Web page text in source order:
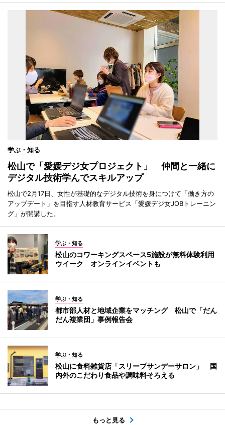
学ぶ・知る
松山で「愛媛デジ女プロジェクト」 仲間と一緒に
デジタル技術学んでスキルアップ
松山で2月17日、女性が基礎的なデジタル技術を身につけて「働き方の
アップデート」を目指す人材教育サービス「愛媛デジ女JOBトレーニン
グ」が開講した。
学ぶ・知る
松山のコワーキングスペース5施設が無料体験利用
ウイーク オンラインイベントも
学ぶ・知る
都市部人材と地域企業をマッチング 松山で「だん
だん複業団」事例報告会
学ぶ・知る
松山に食料雑貨店「スリープサンデーサロン」 国
内外のこだわり食品や調味料そろえる
もっと見る